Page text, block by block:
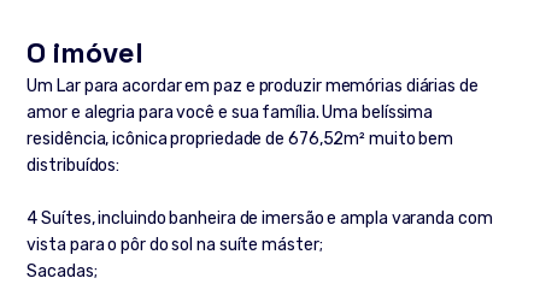
O imóvel
Um Lar para acordar em paz e produzir memórias diárias de
amor e alegria para você e sua família. Uma belíssima
residência, icônica propriedade de 676,52m² muito bem
distribuídos:
4 Suítes, incluindo banheira de imersão e ampla varanda com
vista para o pôr do sol na suíte máster;
Sacadas;